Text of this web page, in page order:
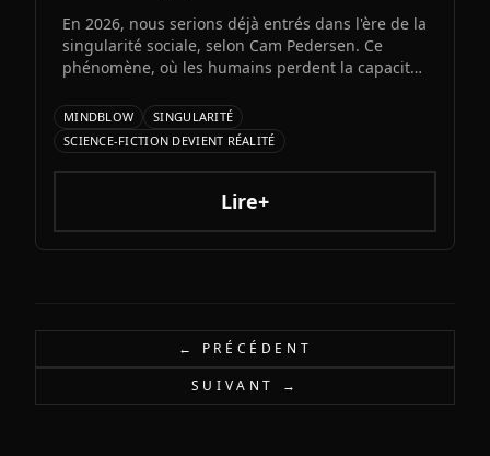
En 2026, nous serions déjà entrés dans l'ère de la
singularité sociale, selon Cam Pedersen. Ce
phénomène, où les humains perdent la capacité
artificielles, précéderait la singularité
technologique attendue pour 2034.
MINDBLOW
SINGULARITÉ
SCIENCE-FICTION DEVIENT RÉALITÉ
Lire+
← PRÉCÉDENT
SUIVANT →